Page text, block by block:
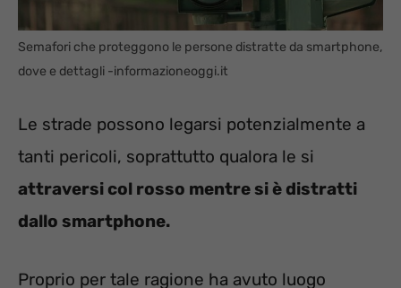
Semafori che proteggono le persone distratte da smartphone,
dove e dettagli -informazioneoggi.it
Le strade possono legarsi potenzialmente a
tanti pericoli, soprattutto qualora le si
attraversi col rosso mentre si è distratti
dallo smartphone.
Proprio per tale ragione ha avuto luogo